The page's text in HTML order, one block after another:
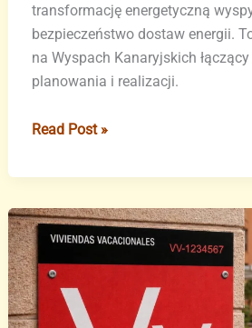
transformację energetyczną
bezpieczeństwo dostaw energii.
na Wyspach Kanaryjskich
planowania i realizacji.
Zielony
na
Rada
Wyspy
zatwierdziła
kluczowy
projekt
Read Post »